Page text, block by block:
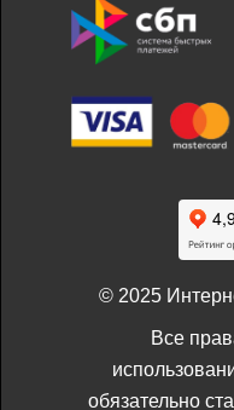
© 2025
Все
обязательно